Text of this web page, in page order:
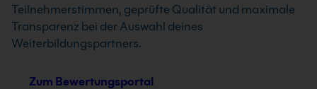
Teilnehmerstimmen, geprüfte Qualität und maximale
Transparenz bei der Auswahl deines
Weiterbildungspartners.
Zum Bewertungsportal